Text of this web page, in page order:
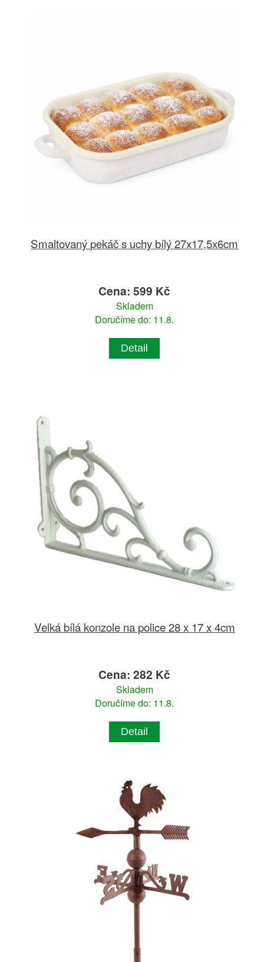
Smaltovaný pekáč s uchy bílý 27x17,5x6cm
Cena: 599 Kč
Skladem
Doručíme do: 11.8.
Detail
Velká bílá konzole na police 28 x 17 x 4cm
Cena: 282 Kč
Skladem
Doručíme do: 11.8.
Detail